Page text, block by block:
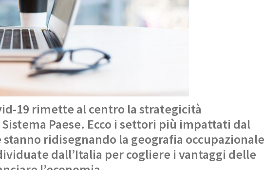
19 rimette al centro la strategicità
Paese. Ecco i settori più impattati dal
ridisegnando la geografia
dall’Italia per cogliere i vantaggi delle